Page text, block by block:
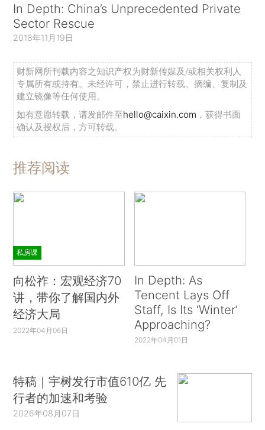
In Depth: China’s Unprecedented Private
Sector Rescue
2018年11月19日
财新网所刊载内容之知识产权为财新传媒及/或相关权利人
专属所有或持有。未经许可，禁止进行转载、摘编、复制及
建立镜像等任何使用。
如有意愿转载，请发邮件至hello@caixin.com ，获得书面
确认及授权后，方可转载。
推荐阅读
私房课
向松祚：宏观经济70
讲，带你了解国内外
经济大局
2022年04月06日
In Depth: As
Tencent Lays Off
Staff, Is Its ‘Winter’
Approaching?
2022年04月01日
特稿｜宇树发行市值610亿 先
行者的加速和考验
2026年08月07日